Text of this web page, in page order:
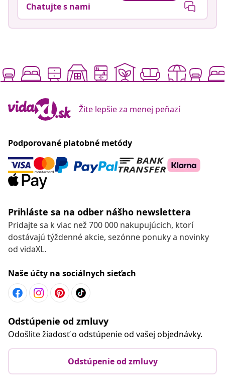
Chatujte s nami
Žite lepšie za menej peňazí
Podporované platobné metódy
Prihláste sa na odber nášho newslettera
Pridajte sa k viac než 700 000 nakupujúcich, ktorí
dostávajú týždenné akcie, sezónne ponuky a novinky
od vidaXL.
Naše účty na sociálnych sieťach
Odstúpenie od zmluvy
Odošlite žiadosť o odstúpenie od vašej objednávky.
Odstúpenie od zmluvy